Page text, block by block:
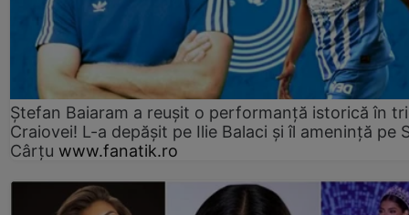
Ștefan Baiaram a reușit o performanță istorică în
Craiovei! L-a depășit pe Ilie Balaci și îl amenință pe
Cârțu www.fanatik.ro